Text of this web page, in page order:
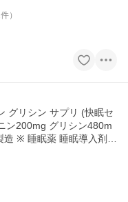
件）
グリシン サプリ (快眠セ
ン200mg グリシン480m
造 ※ 睡眠薬 睡眠導入剤